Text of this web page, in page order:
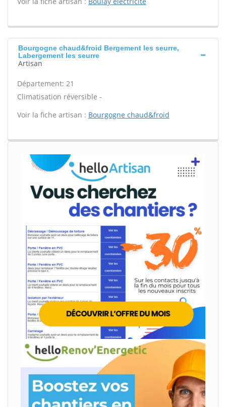
Bourgogne chaud&froid Bergement les seurre,
Labergement les seurre
Artisan
Département: 21
Climatisation réversible -
Voir la fiche artisan : Bourgogne chaud&froid